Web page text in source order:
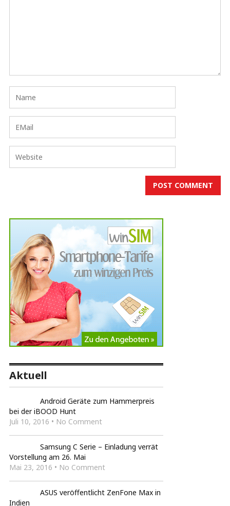
Aktuell
Android Geräte zum Hammerpreis
bei der iBOOD Hunt
Juli 10, 2016 • No Comment
Samsung C Serie – Einladung verrät
Vorstellung am 26. Mai
Mai 23, 2016 • No Comment
ASUS veröffentlicht ZenFone Max in
Indien